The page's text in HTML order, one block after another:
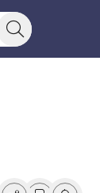
Søkeknapp